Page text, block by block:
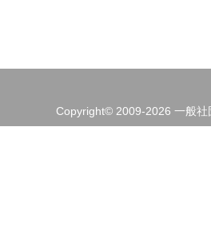
Copyright© 2009-2026 一般社